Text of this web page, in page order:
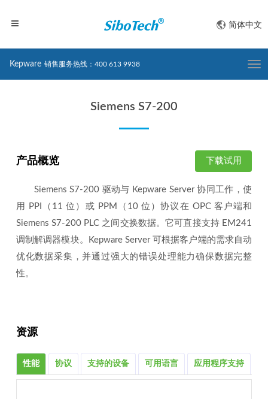
简体中文
Kepware 销售服务热线：400 613 9938
Siemens S7-200
产品概览 下载试用
Siemens S7-200 驱动与 Kepware Server 协同工作，使
用 PPI（11 位）或 PPM（10 位）协议在 OPC 客户端和
Siemens S7-200 PLC 之间交换数据。它可直接支持 EM241
调制解调器模块。Kepware Server 可根据客户端的需求自动
优化数据采集，并通过强大的错误处理能力确保数据完整
性。
资源
性能 协议 支持的设备 可用语言 应用程序支持